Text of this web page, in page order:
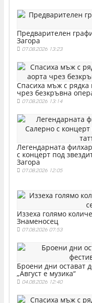
Предварителен
Загора
07.08.2026 13:23
Спасиха мъж с рядка
чрез безкръвна
07.08.2026 13:14
Легендарната
с концерт под
Загора
07.08.2026 12:05
Иззеха голямо
Знаменосец
07.08.2026 07:53
Броени дни остават
„Август е музика“
04.08.2026 12:40